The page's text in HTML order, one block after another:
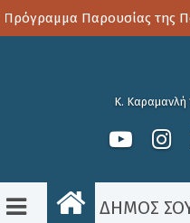
Παρουσίας της
Κ. Καραμανλή
ΔΗΜΟΣ